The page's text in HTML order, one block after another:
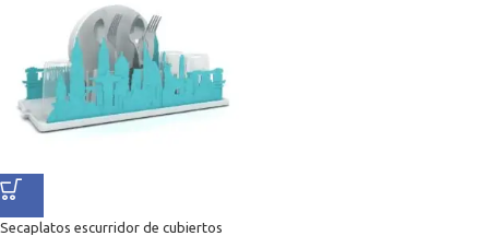
Secaplatos escurridor de cubiertos